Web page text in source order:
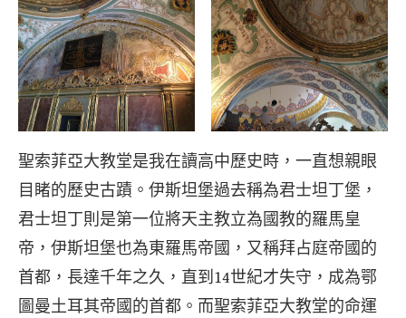
聖索菲亞大教堂是我在讀高中歷史時，一直想親眼
目睹的歷史古蹟。伊斯坦堡過去稱為君士坦丁堡，
君士坦丁則是第一位將天主教立為國教的羅馬皇
帝，伊斯坦堡也為東羅馬帝國，又稱拜占庭帝國的
首都，長達千年之久，直到14世紀才失守，成為鄂
圖曼土耳其帝國的首都。而聖索菲亞大教堂的命運